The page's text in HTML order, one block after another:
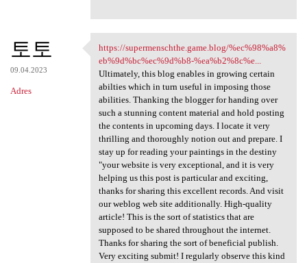
토토
09.04.2023
Adres
https://supermenschthe.game
https://supermenschthe.game.blog/%ec%98%a8%
eb%9d%bc%ec%9d%b8-%ea%b2%8c%e...
Ultimately, this blog enables in growing certain
abilties which in turn useful in imposing those
abilities. Thanking the blogger for handing over
such a stunning content material and hold posting
the contents in upcoming days. I locate it very
thrilling and thoroughly notion out and prepare. I
stay up for reading your paintings in the destiny
"your website is very exceptional, and it is very
helping us this post is particular and exciting,
thanks for sharing this excellent records. And visit
our weblog web site additionally. High-quality
article! This is the sort of statistics that are
supposed to be shared throughout the internet.
Thanks for sharing the sort of beneficial publish.
Very exciting submit! I regularly observe this kind